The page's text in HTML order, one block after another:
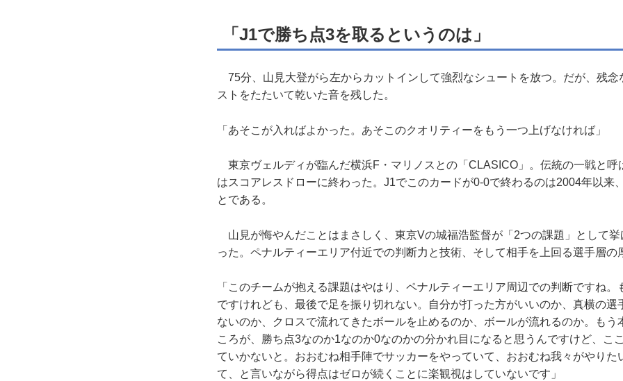
「J1で勝ち点3を取るというのは」
75分、山見大登がら左からカットインして強烈なシュートを放つ。だが、残念
ストをたたいて乾いた音を残した。
「あそこが入ればよかった。あそこのクオリティーをもう一つ上げなければ」
東京ヴェルディが臨んだ横浜F・マリノスとの「CLASICO」。伝統の一戦と呼
はスコアレスドローに終わった。J1でこのカードが0-0で終わるのは2004年以来
とである。
山見が悔やんだことはまさしく、東京Vの城福浩監督が「2つの課題」として
った。ペナルティーエリア付近での判断力と技術、そして相手を上回る選手層の
「このチームが抱える課題はやはり、ペナルティーエリア周辺での判断ですね。
ですけれども、最後で足を振り切れない。自分が打った方がいいのか、真横の選
ないのか、クロスで流れてきたボールを止めるのか、ボールが流れるのか。もう
ころが、勝ち点3なのか1なのか0なのかの分かれ目になると思うんですけど、こ
ていかないと。おおむね相手陣でサッカーをやっていて、おおむね我々がやりた
て、と言いながら得点はゼロが続くことに楽観視はしていないです」